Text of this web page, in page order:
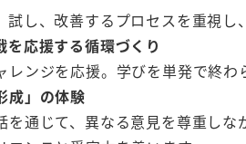
し、改善するプロセスを重視
応援する循環づくり
ンジを応援。学びを単発で終
成」の体験
通じて、異なる意見を尊重し